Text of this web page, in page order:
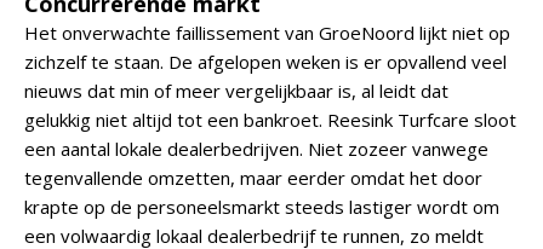
Het onverwachte faillissement van GroeNoord lijkt niet op
zichzelf te staan. De afgelopen weken is er opvallend veel
nieuws dat min of meer vergelijkbaar is, al leidt dat
gelukkig niet altijd tot een bankroet. Reesink Turfcare sloot
een aantal lokale dealerbedrijven. Niet zozeer vanwege
tegenvallende omzetten, maar eerder omdat het door
krapte op de personeelsmarkt steeds lastiger wordt om
een volwaardig lokaal dealerbedrijf te runnen, zo meldt